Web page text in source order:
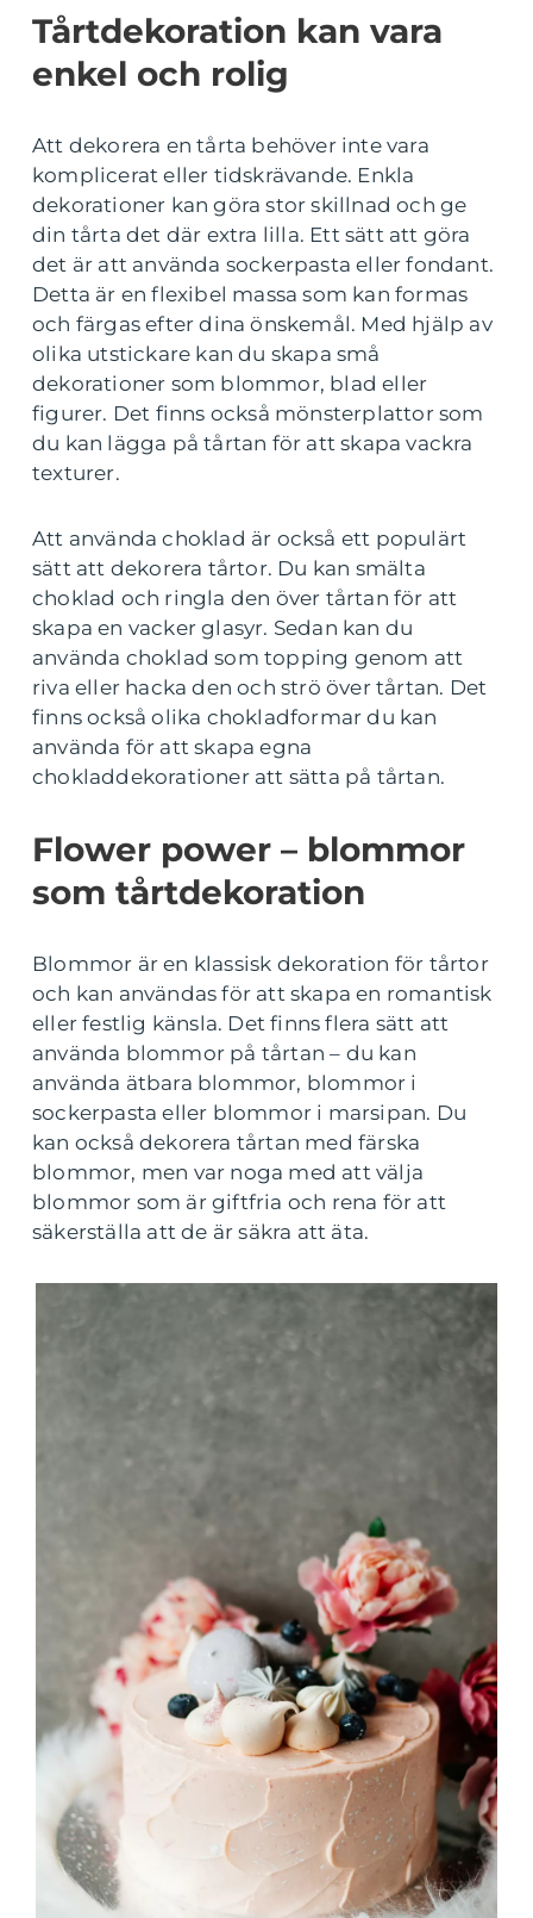
Tårtdekoration kan vara
enkel och rolig
Att dekorera en tårta behöver inte vara
komplicerat eller tidskrävande. Enkla
dekorationer kan göra stor skillnad och ge
din tårta det där extra lilla. Ett sätt att göra
det är att använda sockerpasta eller fondant.
Detta är en flexibel massa som kan formas
och färgas efter dina önskemål. Med hjälp av
olika utstickare kan du skapa små
dekorationer som blommor, blad eller
figurer. Det finns också mönsterplattor som
du kan lägga på tårtan för att skapa vackra
texturer.
Att använda choklad är också ett populärt
sätt att dekorera tårtor. Du kan smälta
choklad och ringla den över tårtan för att
skapa en vacker glasyr. Sedan kan du
använda choklad som topping genom att
riva eller hacka den och strö över tårtan. Det
finns också olika chokladformar du kan
använda för att skapa egna
chokladdekorationer att sätta på tårtan.
Flower power – blommor
som tårtdekoration
Blommor är en klassisk dekoration för tårtor
och kan användas för att skapa en romantisk
eller festlig känsla. Det finns flera sätt att
använda blommor på tårtan – du kan
använda ätbara blommor, blommor i
sockerpasta eller blommor i marsipan. Du
kan också dekorera tårtan med färska
blommor, men var noga med att välja
blommor som är giftfria och rena för att
säkerställa att de är säkra att äta.